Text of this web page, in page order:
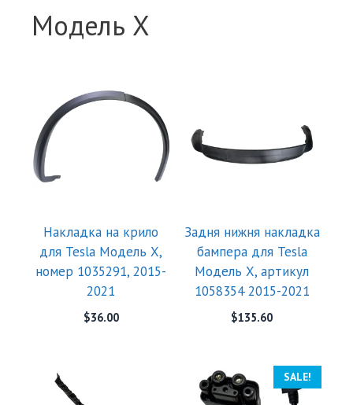
Модель X
Накладка на крило
для Tesla Модель X,
номер 1035291, 2015-
2021
$36.00
Задня нижня накладка
бампера для Tesla
Модель X, артикул
1058354 2015-2021
$135.60
SALE!